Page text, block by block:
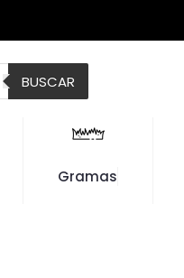
BUSCAR
Gramas